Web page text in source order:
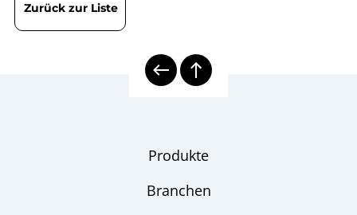
Zurück zur Liste
Produkte
Branchen